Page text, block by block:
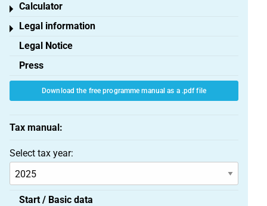
Calculator
Toggle menu
Legal information
Toggle menu
Legal Notice
Press
Download the free programme manual as a .pdf file
Tax manual:
Select tax year:
Start / Basic data